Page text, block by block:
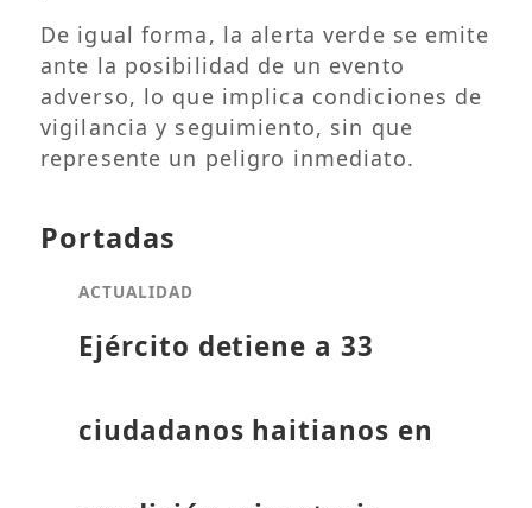
De igual forma, la alerta verde se emite
ante la posibilidad de un evento
adverso, lo que implica condiciones de
vigilancia y seguimiento, sin que
represente un peligro inmediato.
Portadas
ACTUALIDAD
Ejército detiene a 33
ciudadanos haitianos en